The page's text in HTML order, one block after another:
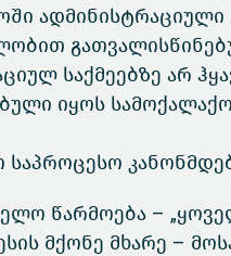
ადმინისტრაციული
საქმეებზე არ
იყოს სამოქალაქო
საპროცესო
წარმოება –
მქონე მხარე –